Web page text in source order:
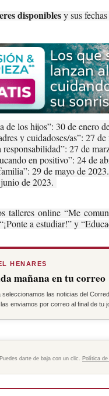
disponiblesy sus
de los hijos”: 30 de enero
y cuidadoses/as”: 27
27 de
en positivo”: 24 de
29 de mayo de 2023.
de 2023.
talleres online “Me
a estudiar!” y
HENARES
mañana en tu correo
las noticias del
enviamos por correo al final de tu
darte de baja con un clic. Política de